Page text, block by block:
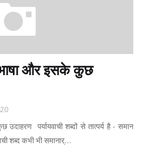
और इसके कुछ
उदाहरण पर्यायवाची शब्दों से तात्पर्य है - समान
शब्द कभी भी समानार्…